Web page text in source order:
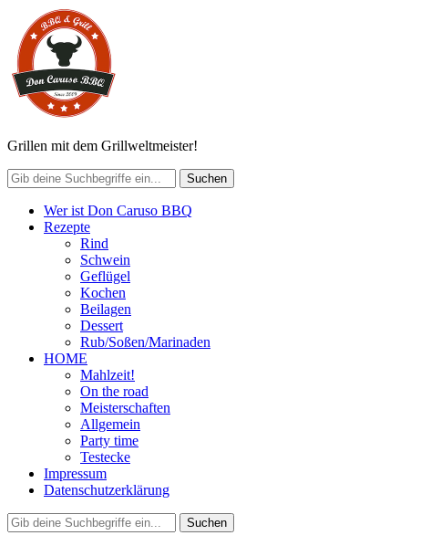
Grillen mit dem Grillweltmeister!
Wer ist Don Caruso BBQ
Rezepte
Rind
Schwein
Geflügel
Kochen
Beilagen
Dessert
Rub/Soßen/Marinaden
HOME
Mahlzeit!
On the road
Meisterschaften
Allgemein
Party time
Testecke
Impressum
Datenschutzerklärung